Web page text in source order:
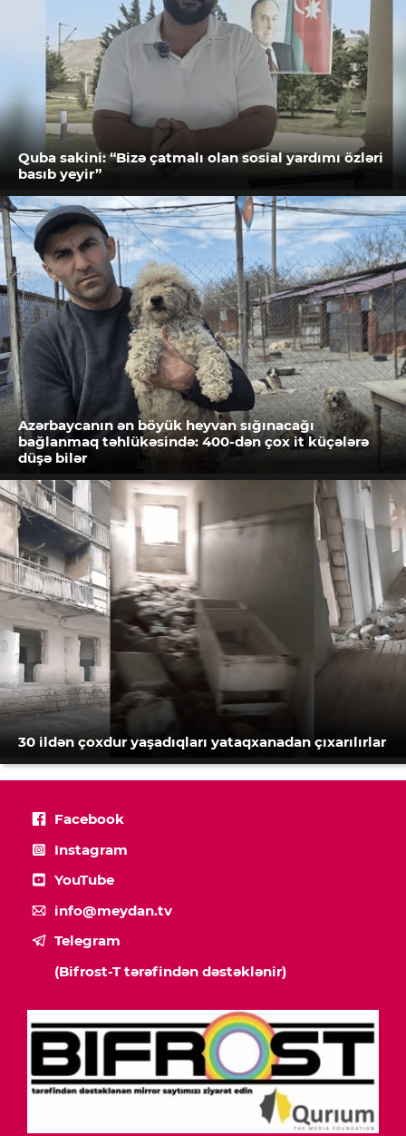
Quba sakini: “Bizə çatmalı olan sosial yardımı özləri
basıb yeyir”
Azərbaycanın ən böyük heyvan sığınacağı
bağlanmaq təhlükəsində: 400-dən çox it küçələrə
düşə bilər
30 ildən çoxdur yaşadıqları yataqxanadan çıxarılırlar
Facebook
Instagram
YouTube
info@meydan.tv
Telegram
(Bifrost-T tərəfindən dəstəklənir)